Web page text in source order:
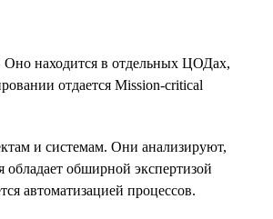
Оно находится в отдельных ЦОДах,
отдается Mission-critical
и системам. Они анализируют,
обладает обширной экспертизой
автоматизацией процессов.